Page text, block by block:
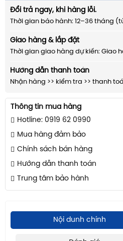
Đổi trả ngay, khi hàng lỗi.
Thời gian bảo hành: 12–36 tháng
Giao hàng & lắp đặt
Thời gian giao hàng dự kiến: Giao
Hướng dẫn thanh toán
Nhận hàng >> kiểm tra >> thanh
Thông tin mua hàng
Hotline: 0919 62 0990
Mua hàng đảm bảo
Chính sách bán hàng
Hướng dẫn thanh toán
Trung tâm bảo hành
Nội dunh chính